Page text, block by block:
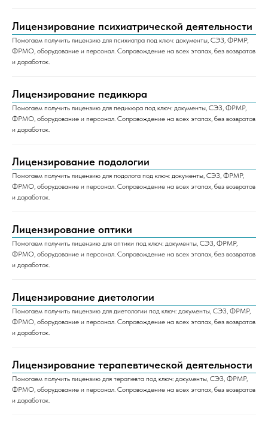
Лицензирование психиатрической деятельности
Помогаем получить лицензию для психиатра под ключ: документы, СЭЗ, ФРМР,
ФРМО, оборудование и персонал. Сопровождение на всех этапах, без возвратов
и доработок.
Лицензирование педикюра
Помогаем получить лицензию для педикюра под ключ: документы, СЭЗ, ФРМР,
ФРМО, оборудование и персонал. Сопровождение на всех этапах, без возвратов
и доработок.
Лицензирование подологии
Помогаем получить лицензию для подолога под ключ: документы, СЭЗ, ФРМР,
ФРМО, оборудование и персонал. Сопровождение на всех этапах, без возвратов
и доработок.
Лицензирование оптики
Помогаем получить лицензию для оптики под ключ: документы, СЭЗ, ФРМР,
ФРМО, оборудование и персонал. Сопровождение на всех этапах, без возвратов
и доработок.
Лицензирование диетологии
Помогаем получить лицензию для диетологии под ключ: документы, СЭЗ, ФРМР,
ФРМО, оборудование и персонал. Сопровождение на всех этапах, без возвратов
и доработок.
Лицензирование терапевтической деятельности
Помогаем получить лицензию для терапевта под ключ: документы, СЭЗ, ФРМР,
ФРМО, оборудование и персонал. Сопровождение на всех этапах, без возвратов
и доработок.